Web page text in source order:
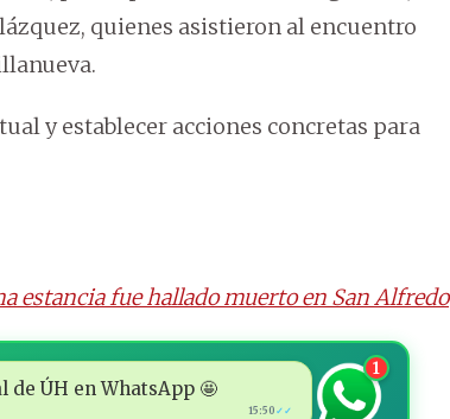
quienes asistieron al encuentro
y establecer acciones concretas para
estancia fue hallado muerto en San Alfredo
de ÚH en WhatsApp 🤩
15:50 ✓✓
1